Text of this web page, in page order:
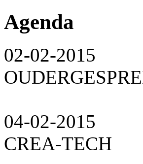
Agenda
02-02-2015
04-02-2015
CREA-TECH